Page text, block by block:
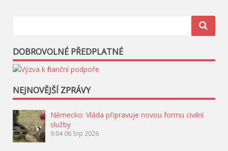
DOBROVOLNÉ PŘEDPLATNÉ
NEJNOVĚJŠÍ ZPRÁVY
Německo: Vláda připravuje novou formu civilní
služby
9:04 06 Srp 2026